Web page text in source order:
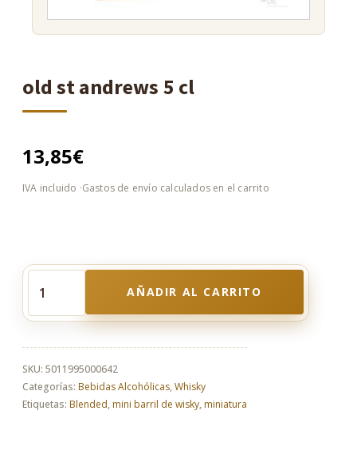
old st andrews 5 cl
13,85€
st
5
cl
cantidad
AÑADIR AL CARRITO
SKU: 5011995000642
Categorías: Bebidas Alcohólicas,Whisky
Etiquetas: Blended, mini barril de wisky, miniatura